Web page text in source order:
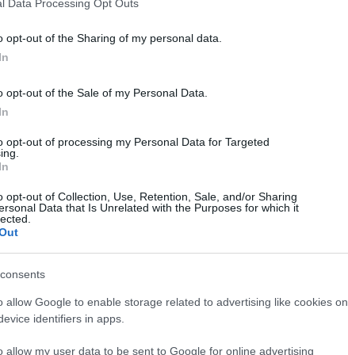
Data Processing Opt Outs
opt-out of the Sharing of my personal data.
opt-out of the Sale of my Personal Data.
opt-out of processing my Personal Data for Targeted
opt-out of Collection, Use, Retention, Sale, and/or Sharing
Data that Is Unrelated with the Purposes for which it
allow Google to enable storage related to advertising like cookies on
identifiers in apps.
allow my user data to be sent to Google for online advertising
Roberto Soldado ha llegado al club granota tras
del Granada. El delantero de 36 jugará
años, en la que podría ser su última
años, demostrando que no ha perdido el
14 goles y repartió dos asistencias en los 43
El ariete sumó 122 puntos durante la
un valor de mercado de seis millones.
, Soldado puede convertirse en una interesante
molestias que lleva arrastrando desde la segunda